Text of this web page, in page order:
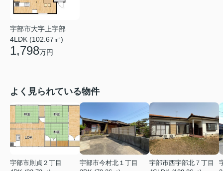
宇部市大字上宇部
4LDK (102.67㎡)
1,798万円
よく見られている物件
宇部市則貞２丁目
宇部市今村北１丁目
宇部市西宇部北７丁目